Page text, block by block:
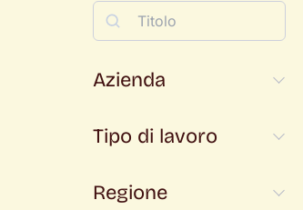
Ricerca
Azienda
Tipo di lavoro
Regione